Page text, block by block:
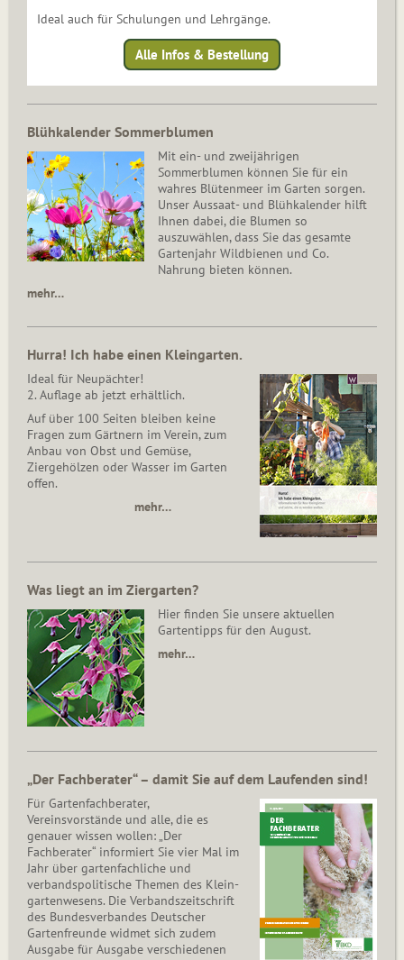
Ideal auch für Schulungen und Lehrgänge.
Alle Infos & Bestellung
Blühkalender Sommerblumen
Mit ein- und zweijährigen
Sommerblumen können Sie für ein
wahres Blütenmeer im Garten sorgen.
Unser Aussaat- und Blühkalender hilft
Ihnen dabei, die Blumen so
auszuwählen, dass Sie das gesamte
Gartenjahr Wildbienen und Co.
Nahrung bieten können.
mehr…
Hurra! Ich habe einen Kleingarten.
Ideal für Neupächter!
2. Auflage ab jetzt erhältlich.
Auf über 100 Seiten bleiben keine
Fragen zum Gärtnern im Verein, zum
Anbau von Obst und Gemüse,
Ziergehölzen oder Wasser im Garten
offen.
mehr…
Was liegt an im Ziergarten?
Hier finden Sie unsere aktuellen
Gartentipps für den August.
mehr…
„Der Fachberater“ – damit Sie auf dem Laufenden sind!
Für Gartenfachberater,
Vereinsvorstände und alle, die es
genauer wissen wollen: „Der
Fachberater“ informiert Sie vier Mal im
Jahr über gartenfachliche und
verbandspolitische Themen des Klein­
gar­ten­wesens. Die Ver­bands­zeit­schrift
des Bun­des­ver­ban­des Deutscher
Gartenfreunde widmet sich zudem
Ausgabe für Ausgabe verschiedenen